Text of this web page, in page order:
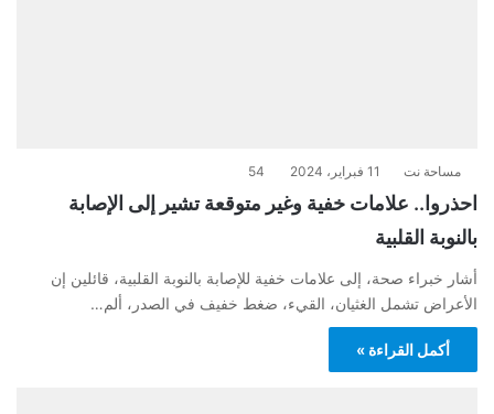
مساحة نت 11 فبراير، 2024 54
احذروا.. علامات خفية وغير متوقعة تشير إلى الإصابة
بالنوبة القلبية
أشار خبراء صحة، إلى علامات خفية للإصابة بالنوبة القلبية، قائلين إن
الأعراض تشمل الغثيان، القيء، ضغط خفيف في الصدر، ألم…
أكمل القراءة »